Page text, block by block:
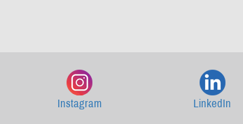
Instagram LinkedIn